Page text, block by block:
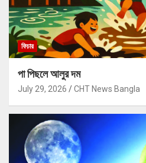
ফিচার
পা পিছলে আলুর দম
July 29, 2026 CHT News Bangla